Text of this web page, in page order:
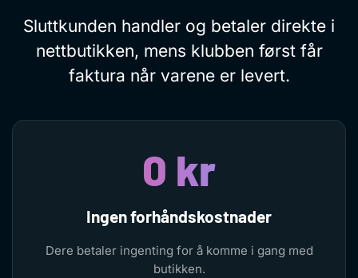
Sluttkunden handler og betaler direkte i
nettbutikken, mens klubben først får
faktura når varene er levert.
0 kr
Ingen forhåndskostnader
Dere betaler ingenting for å komme i gang med
butikken.